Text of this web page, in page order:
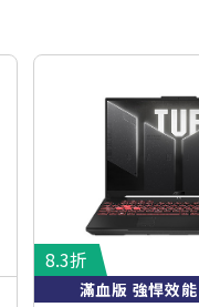
8.3折
滿血版 強悍效